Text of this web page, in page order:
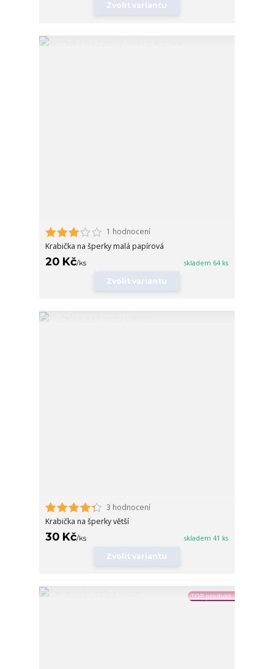
Zvolit variantu
1 hodnocení
Krabička na šperky malá papírová
20 Kč/ks skladem 64 ks
Zvolit variantu
3 hodnocení
Krabička na šperky větší
30 Kč/ks skladem 41 ks
Zvolit variantu
TOP produkt